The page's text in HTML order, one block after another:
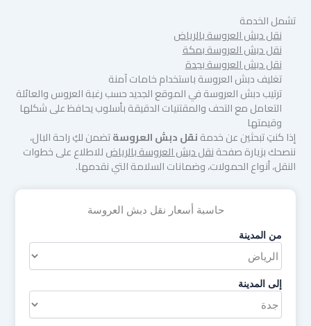
تشمل الخدمة
نقل دبش العروسة بالرياض
نقل دبش العروسة بمكة
نقل دبش العروسة بجدة
تغليف دبش العروسة باستخدام خامات آمنة
ترتيب دبش العروسة في الموقع الجديد حسب رغبة العروس والعائلة
التعامل مع التحف والمقتنيات الدقيقة بأسلوب يحافظ على شكلها
وقيمتها
إذا كنتِ تبحثين عن خدمةنقل دبش العروسةتضمن لكِ راحة البال،
ننصحك بزيارة صفحةنقل دبش العروسة بالرياضللاطلاع على خطوات
النقل، أنواع الحمولات، وضمانات السلامة التي نقدمها.
حاسبة أسعار نقل دبش العروسة
من المدينة
إلى المدينة